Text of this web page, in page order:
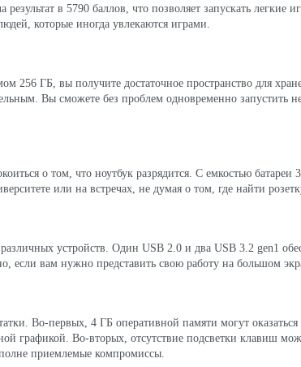
результат в 5790 баллов, что позволяет запускать
которые иногда увлекаются играми.
256 ГБ, вы получите достаточное пространство для
Вы сможете без проблем одновременно запустить
о том, что ноутбук разрядится. С емкостью
или на встречах, не думая о том, где найти
устройств. Один USB 2.0 и два USB 3.2 gen1
если вам нужно представить свою работу на большом
Во-первых, 4 ГБ оперативной памяти могут
графикой. Во-вторых, отсутствие подсветки клавиш
приемлемые компромиссы.